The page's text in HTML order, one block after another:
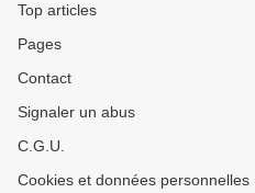
Top articles
Pages
Contact
Signaler un abus
C.G.U.
Cookies et données personnelles